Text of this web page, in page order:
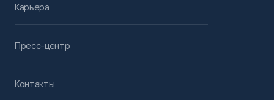
Карьера
Пресс-центр
Контакты